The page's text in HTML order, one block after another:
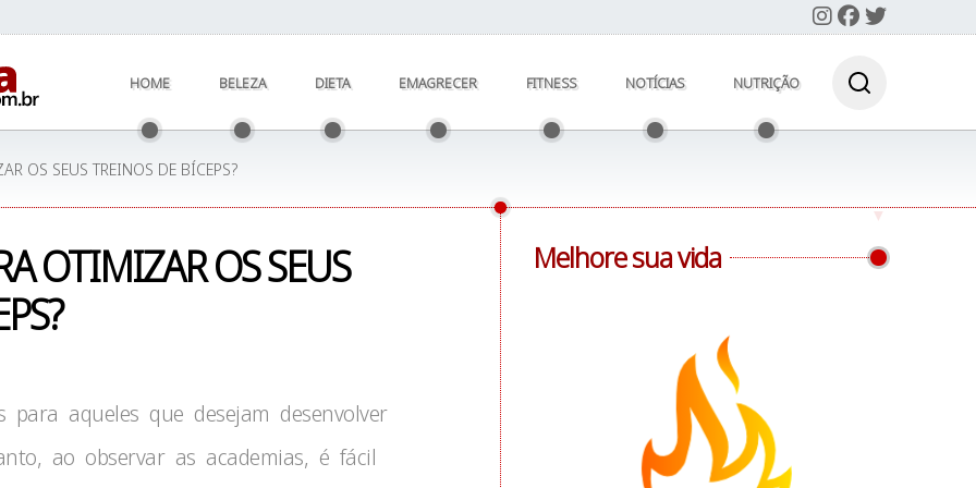
HOME BELEZA DIETA EMAGRECER FITNESS NOTÍCIAS NUTRIÇÃO
OS SEUS TREINOS DE BÍCEPS?
OTIMIZAR OS SEUS
aqueles que desejam desenvolver
ao observar as academias, é fácil
Melhore sua vida